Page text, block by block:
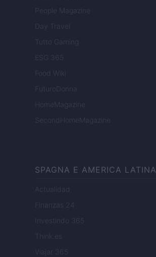
People Magazine
Day Travel
Tutto Gaming
ESG 365
Food Wiki
FuturoDonna
HomeMagazine
SecondHomeMagazine
SPAGNA E AMERICA LATINA
Actualidad
Finanzas 24
Investindo 365
Think.es
Viajar 365